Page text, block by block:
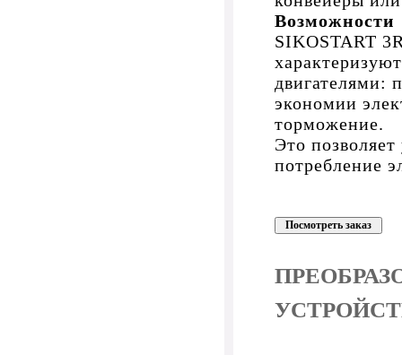
Возможности
SIKOSTART
двигателями:
экономии
торможение.
Это
потребление